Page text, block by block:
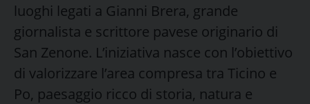
luoghi legati a Gianni Brera, grande
giornalista e scrittore pavese originario di
San Zenone. L’iniziativa nasce con l’obiettivo
di valorizzare l’area compresa tra Ticino e
Po, paesaggio ricco di storia, natura e